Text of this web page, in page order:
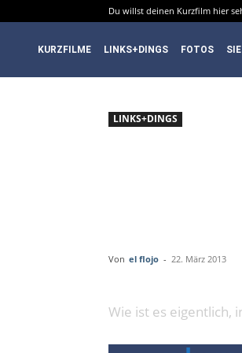
Du willst deinen Kurzfilm hier
DenkfabrikBlog
KURZFILME LINKS+DINGS FOTOS
LINKS+DINGS
Von el flojo - 22. März 2013
Wie ist es eigentlich,